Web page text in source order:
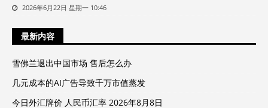
2026年6月22日 星期一 10:46
最新内容
雪佛兰退出中国市场 售后怎么办
几元成本的AI广告导致千万市值蒸发
今日外汇牌价 人民币汇率 2026年8月8日